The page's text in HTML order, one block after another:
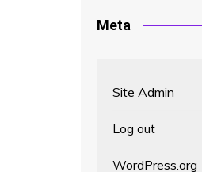
Meta
Site Admin
Log out
WordPress.org